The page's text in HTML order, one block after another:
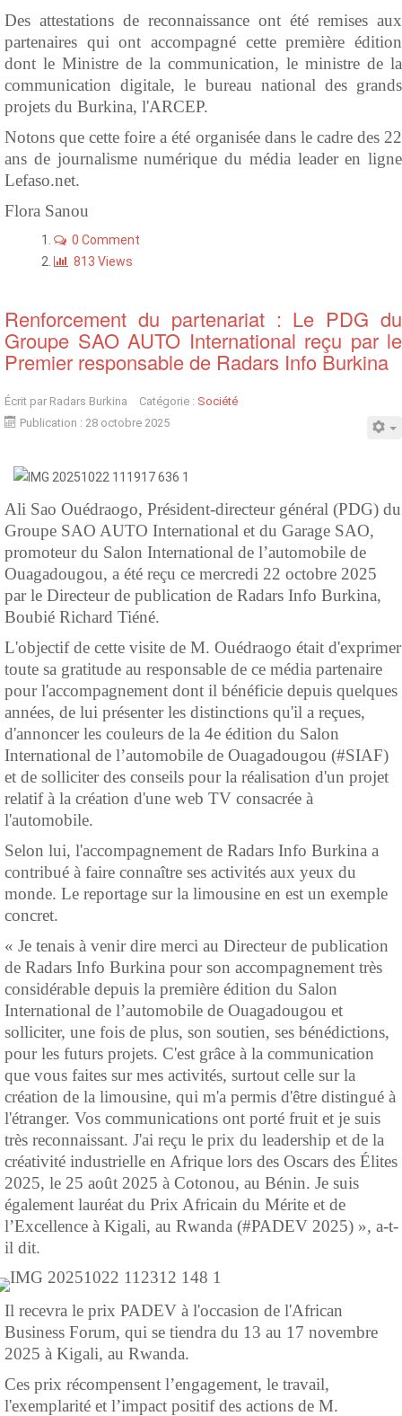
Des attestations de reconnaissance ont été remises aux
partenaires qui ont accompagné cette première édition
dont le Ministre de la communication, le ministre de la
communication digitale, le bureau national des grands
projets du Burkina, l'ARCEP.
Notons que cette foire a été organisée dans le cadre des 22
ans de journalisme numérique du média leader en ligne
Lefaso.net.
Flora Sanou
0 Comment
813 Views
Renforcement du partenariat : Le PDG du
Groupe SAO AUTO International reçu par le
Premier responsable de Radars Info Burkina
Écrit par Radars Burkina Catégorie : Société
Publication : 28 octobre 2025
Ali Sao Ouédraogo, Président-directeur général (PDG) du
Groupe SAO AUTO International et du Garage SAO,
promoteur du Salon International de l’automobile de
Ouagadougou, a été reçu ce mercredi 22 octobre 2025
par le Directeur de publication de Radars Info Burkina,
Boubié Richard Tiéné.
L'objectif de cette visite de M. Ouédraogo était d'exprimer
toute sa gratitude au responsable de ce média partenaire
pour l'accompagnement dont il bénéficie depuis quelques
années, de lui présenter les distinctions qu'il a reçues,
d'annoncer les couleurs de la 4e édition du Salon
International de l’automobile de Ouagadougou (#SIAF)
et de solliciter des conseils pour la réalisation d'un projet
relatif à la création d'une web TV consacrée à
l'automobile.
Selon lui, l'accompagnement de Radars Info Burkina a
contribué à faire connaître ses activités aux yeux du
monde. Le reportage sur la limousine en est un exemple
concret.
« Je tenais à venir dire merci au Directeur de publication
de Radars Info Burkina pour son accompagnement très
considérable depuis la première édition du Salon
International de l’automobile de Ouagadougou et
solliciter, une fois de plus, son soutien, ses bénédictions,
pour les futurs projets. C'est grâce à la communication
que vous faites sur mes activités, surtout celle sur la
création de la limousine, qui m'a permis d'être distingué à
l'étranger. Vos communications ont porté fruit et je suis
très reconnaissant. J'ai reçu le prix du leadership et de la
créativité industrielle en Afrique lors des Oscars des Élites
2025, le 25 août 2025 à Cotonou, au Bénin. Je suis
également lauréat du Prix Africain du Mérite et de
l’Excellence à Kigali, au Rwanda (#PADEV 2025) », a-t-
il dit.
Il recevra le prix PADEV à l'occasion de l'African
Business Forum, qui se tiendra du 13 au 17 novembre
2025 à Kigali, au Rwanda.
Ces prix récompensent l’engagement, le travail,
l'exemplarité et l’impact positif des actions de M.